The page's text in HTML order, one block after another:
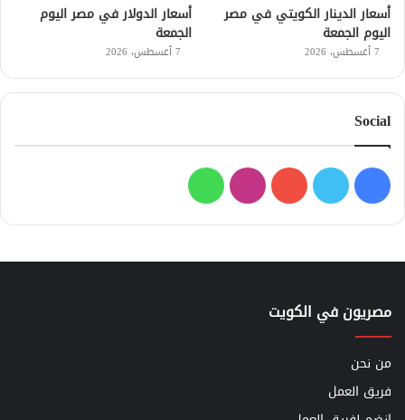
أسعار الدينار الكويتي في مصر
اليوم الجمعة
7 أغسطس، 2026
أسعار الدولار في مصر اليوم
الجمعة
7 أغسطس، 2026
Social
فيسبوك
تويتر يوتيوبانستقرامواتساب
مصريون في الكويت
من نحن
فريق العمل